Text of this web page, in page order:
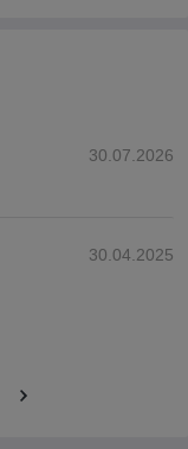
30.07.2026
30.04.2025